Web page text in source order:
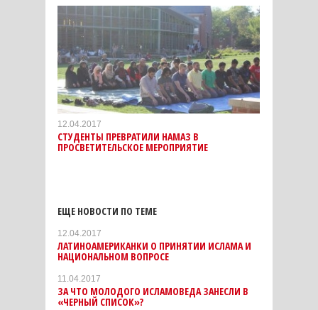
12.04.2017
СТУДЕНТЫ ПРЕВРАТИЛИ НАМАЗ В
ПРОСВЕТИТЕЛЬСКОЕ МЕРОПРИЯТИЕ
ЕЩЕ НОВОСТИ ПО ТЕМЕ
12.04.2017
ЛАТИНОАМЕРИКАНКИ О ПРИНЯТИИ ИСЛАМА И
НАЦИОНАЛЬНОМ ВОПРОСЕ
11.04.2017
ЗА ЧТО МОЛОДОГО ИСЛАМОВЕДА ЗАНЕСЛИ В
«ЧЕРНЫЙ СПИСОК»?